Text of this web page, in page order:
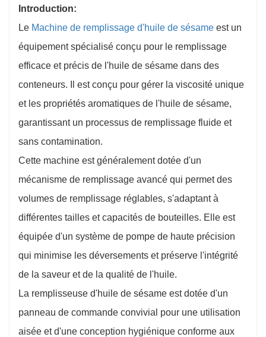
Introduction:
Le Machine de remplissage d'huile de sésame est un
équipement spécialisé conçu pour le remplissage
efficace et précis de l'huile de sésame dans des
conteneurs. Il est conçu pour gérer la viscosité unique
et les propriétés aromatiques de l'huile de sésame,
garantissant un processus de remplissage fluide et
sans contamination.
Cette machine est généralement dotée d'un
mécanisme de remplissage avancé qui permet des
volumes de remplissage réglables, s'adaptant à
différentes tailles et capacités de bouteilles. Elle est
équipée d'un système de pompe de haute précision
qui minimise les déversements et préserve l'intégrité
de la saveur et de la qualité de l'huile.
La remplisseuse d'huile de sésame est dotée d'un
panneau de commande convivial pour une utilisation
aisée et d'une conception hygiénique conforme aux